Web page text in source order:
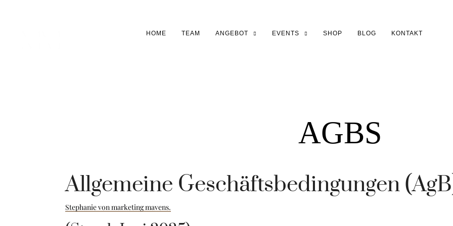
HOME TEAM ANGEBOT EVENTS SHOP BLOG KONTAKT
AGBS
Allgemeine Geschäftsbedingungen
Stephanie von marketing mavens.